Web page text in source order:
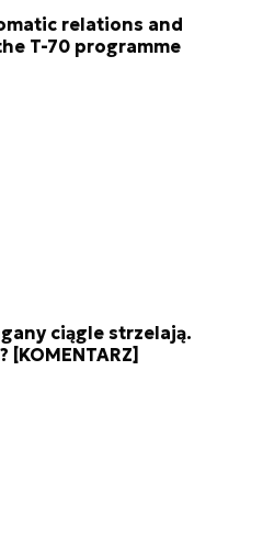
relations and
T-70 programme
ciągle strzelają.
[KOMENTARZ]